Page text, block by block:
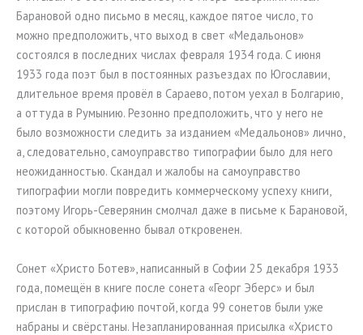
Барановой одно письмо в месяц, каждое пятое число, то
можно предположить, что выход в свет «Медальонов»
состоялся в последних числах февраля 1934 года. С июня
1933 года поэт был в постоянных разъездах по Югославии,
длительное время провёл в Сараево, потом уехал в Болгарию,
а оттуда в Румынию. Резонно предположить, что у него не
было возможности следить за изданием «Медальонов» лично,
а, следовательно, самоуправство типографии было для него
неожиданностью. Скандал и жалобы на самоуправство
типографии могли повредить коммерческому успеху книги,
поэтому Игорь-Северянин смолчал даже в письме к Барановой,
с которой обыкновенно бывал откровенен.
Сонет «Христо Ботев», написанный в Софии 25 декабря 1933
года, помещён в книге после сонета «Георг Эберс» и был
прислан в типографию почтой, когда 99 сонетов были уже
набраны и свёрстаны. Незапланированная присылка «Христо